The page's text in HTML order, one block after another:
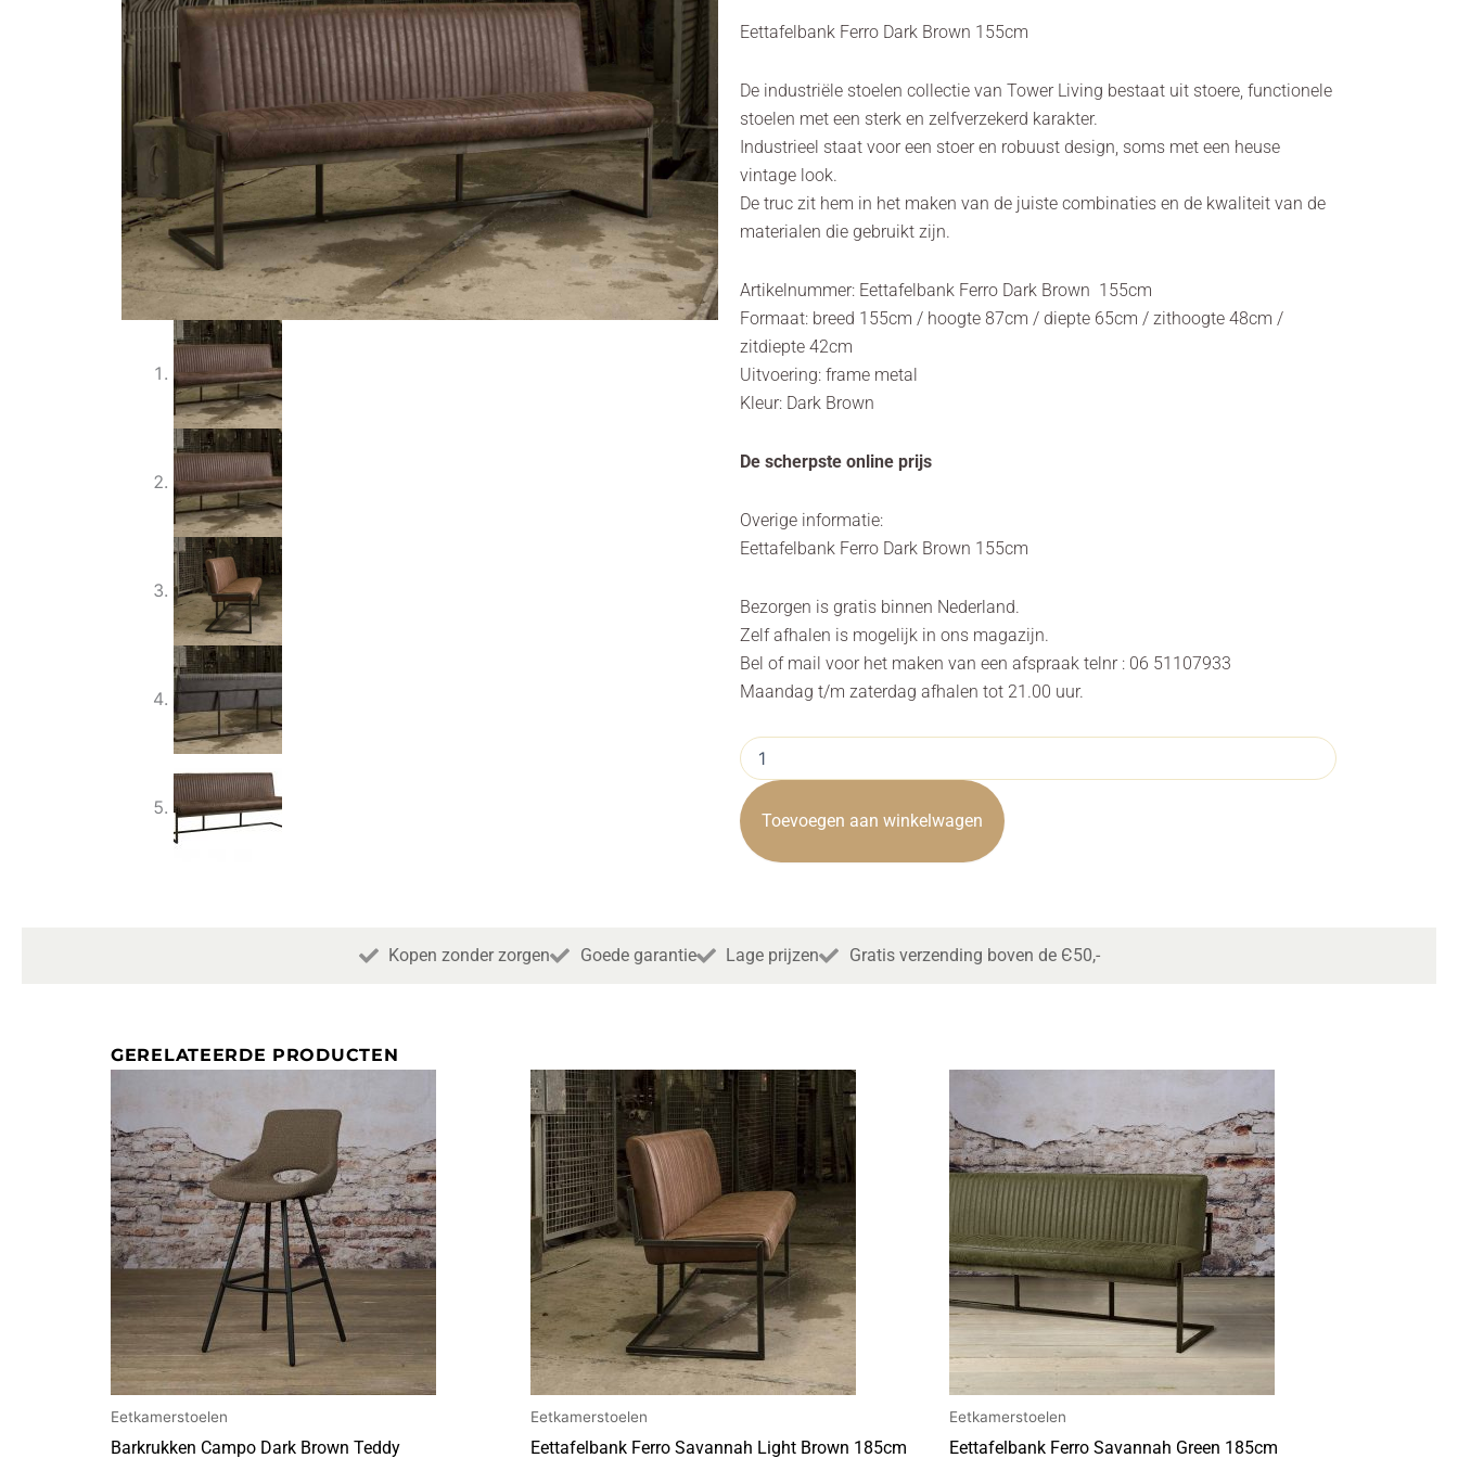
Eettafelbank Ferro Dark Brown 155cm
De industriële stoelen collectie van Tower Living bestaat uit stoere, functionele
stoelen met een sterk en zelfverzekerd karakter.
Industrieel staat voor een stoer en robuust design, soms met een heuse
vintage look.
De truc zit hem in het maken van de juiste combinaties en de kwaliteit van de
materialen die gebruikt zijn.
Artikelnummer: Eettafelbank Ferro Dark Brown 155cm
Formaat: breed 155cm / hoogte 87cm / diepte 65cm / zithoogte 48cm /
zitdiepte 42cm
Uitvoering: frame metal
Kleur: Dark Brown
De scherpste online prijs
Overige informatie:
Eettafelbank Ferro Dark Brown 155cm
Bezorgen is gratis binnen Nederland.
Zelf afhalen is mogelijk in ons magazijn.
Bel of mail voor het maken van een afspraak telnr : 06 51107933
Maandag t/m zaterdag afhalen tot 21.00 uur.
Eettafelbank
Ferro
Savannah
Dark
Brown
155cm
Toevoegen aan winkelwagen
Kopen zonder zorgen Goede garantie Lage prijzen Gratis verzending boven de Є50,-
GERELATEERDE PRODUCTEN
Eetkamerstoelen
Barkrukken Campo Dark Brown Teddy
Eetkamerstoelen
Eettafelbank Ferro Savannah Light Brown 185cm
Eetkamerstoelen
Eettafelbank Ferro Savannah Green 185cm